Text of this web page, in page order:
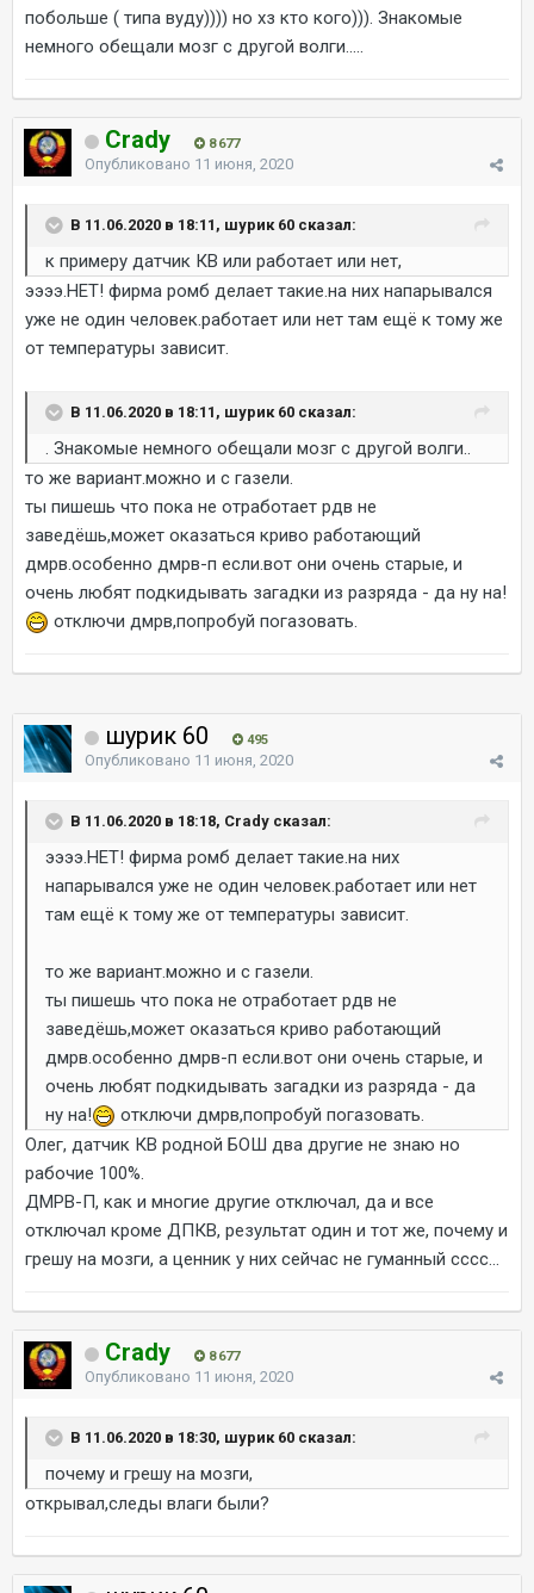
побольше ( типа вуду)))) но хз кто кого))). Знакомые
немного обещали мозг с другой волги.....
Crady 8 677
Опубликовано 11 июня, 2020
В 11.06.2020 в 18:11, шурик 60 сказал:
к примеру датчик КВ или работает или нет,
ээээ.НЕТ! фирма ромб делает такие.на них напарывался
уже не один человек.работает или нет там ещё к тому же
от температуры зависит.
В 11.06.2020 в 18:11, шурик 60 сказал:
. Знакомые немного обещали мозг с другой волги..
то же вариант.можно и с газели.
ты пишешь что пока не отработает рдв не
заведёшь,может оказаться криво работающий
дмрв.особенно дмрв-п если.вот они очень старые, и
очень любят подкидывать загадки из разряда - да ну на!
отключи дмрв,попробуй погазовать.
шурик 60 495
Опубликовано 11 июня, 2020
В 11.06.2020 в 18:18, Crady сказал:
ээээ.НЕТ! фирма ромб делает такие.на них
напарывался уже не один человек.работает или нет
там ещё к тому же от температуры зависит.
то же вариант.можно и с газели.
ты пишешь что пока не отработает рдв не
заведёшь,может оказаться криво работающий
дмрв.особенно дмрв-п если.вот они очень старые, и
очень любят подкидывать загадки из разряда - да
ну на!
отключи дмрв,попробуй погазовать.
Олег, датчик КВ родной БОШ два другие не знаю но
рабочие 100%.
ДМРВ-П, как и многие другие отключал, да и все
отключал кроме ДПКВ, результат один и тот же, почему и
грешу на мозги, а ценник у них сейчас не гуманный сссс...
Crady 8 677
Опубликовано 11 июня, 2020
В 11.06.2020 в 18:30, шурик 60 сказал:
почему и грешу на мозги,
открывал,следы влаги были?